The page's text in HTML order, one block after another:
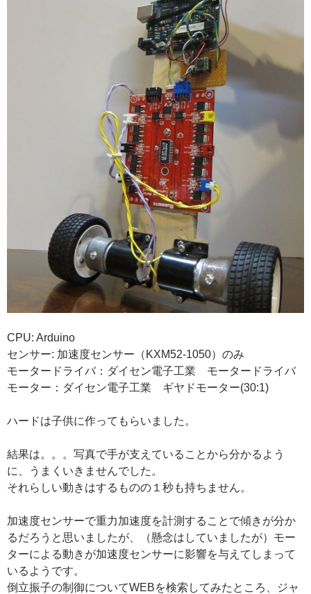
CPU: Arduino
センサー: 加速度センサー（KXM52-1050）のみ
モータードライバ：ダイセン電子工業 モータードライバ
モーター：ダイセン電子工業 ギヤドモーター(30:1)
ハードは子供に作ってもらいました。
結果は。。。写真で手が支えていることから分かるよう
に、うまくいきませんでした。
それらしい動きはするものの１秒も持ちません。
加速度センサーで重力加速度を計測することで傾きが分か
るだろうと思いましたが、（懸念はしていましたが）モー
ターによる動きが加速度センサーに影響を与えてしまって
いるようです。
倒立振子の制御についてWEBを検索してみたところ、ジャ